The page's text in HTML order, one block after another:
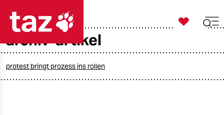
taz zahl ich

taz zahl ich
archiv-artikel
protest bringt prozess ins rollen